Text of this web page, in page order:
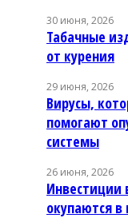
30 июня, 2026
Табачные
от курения
29 июня, 2026
Вирусы,
помогают
системы
26 июня, 2026
Инвестиции
окупаются